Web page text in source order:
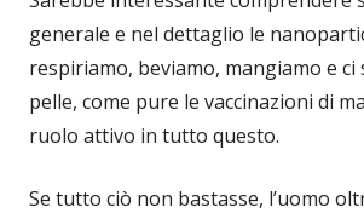
generale e nel dettaglio le
respiriamo, beviamo, mangiamo e ci
pelle, come pure le vaccinazioni di
ruolo attivo in tutto questo.
Se tutto ciò non bastasse, l’uomo